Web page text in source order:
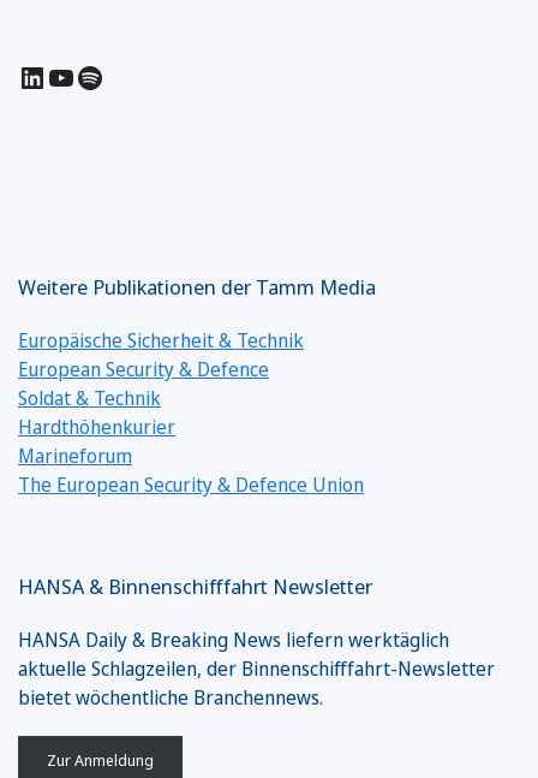
LinkedIn
YouTube
Spotify
Weitere Publikationen der Tamm Media
Europäische Sicherheit & Technik
European Security & Defence
Soldat & Technik
Hardthöhenkurier
Marineforum
The European Security & Defence Union
HANSA & Binnenschifffahrt Newsletter
HANSA Daily & Breaking News liefern werktäglich
aktuelle Schlagzeilen, der Binnenschifffahrt-Newsletter
bietet wöchentliche Branchennews.
Zur Anmeldung